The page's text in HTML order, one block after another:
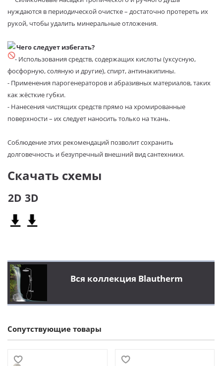
Вся коллекция Blautherm
нуждаются в периодической очистке – достаточно протереть их
рукой, чтобы удалить минеральные отложения.
Чего следует избегать?
- Использования средств, содержащих кислоты (уксусную,
фосфорную, соляную и другие), спирт, антинакипины.
- Применения парогенераторов и абразивных материалов, таких
как жёсткие губки.
- Нанесения чистящих средств прямо на хромированные
поверхности – их следует наносить только на ткань.
Соблюдение этих рекомендаций позволит сохранить
долговечность и безупречный внешний вид сантехники.
Скачать схемы
2D 3D
Сопутствующие товары